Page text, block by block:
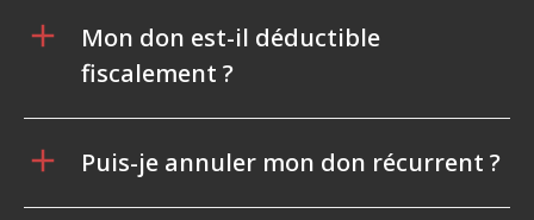
Mon don est-il déductible
fiscalement ?
Puis-je annuler mon don récurrent ?